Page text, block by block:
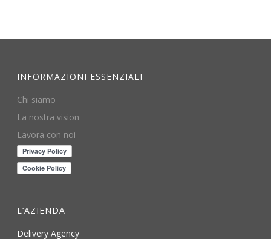
INFORMAZIONI ESSENZIALI
Chi siamo
La nostra vision
Lavora con noi
L’AZIENDA
Delivery Agency